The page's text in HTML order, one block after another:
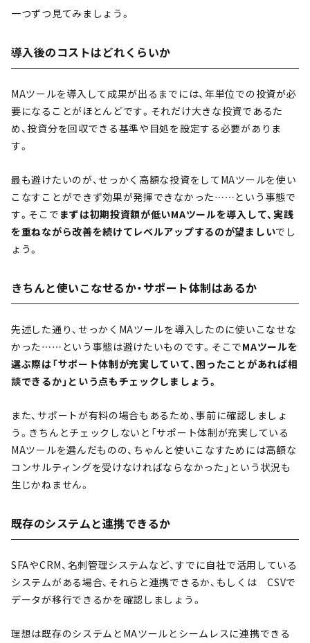
一つずつ見てみましょう。
導入後のコストはどれくらいか
MAツールを導入して成果が出るまでには、年単位での投資が必
要になることがほとんどです。それだけ大きな投資であるた
め、投資分を回収できる基準や目処を設定する必要がありま
す。
最も避けたいのが、せっかく高額な投資をしてMAツールを使い
こなすことができず効果が発揮できなかった……という事態で
す。そこで まずは初期投資額が低いMAツールを導入して、実践
を重ねながら改善を続けてレベルアップするのが望ましいでし
ょう。
きちんと使いこなせるか・サポート体制はあるか
先述した通り、せっかくMAツールを導入したのに使いこなせな
かった……という事態は避けたいものです。そこでMAツールを
選ぶ際は「サポート体制が充実していて、困ったことがあれば相
談できるか」という点もチェックしましょう。
また、サポートが有料の場合もあるため、事前に確認しましょ
う。きちんとチェックしないと「サポート体制が充実している
MAツールを選んだものの、ちゃんと使いこなすためには高額な
コンサルティングを受けなければならなかった」という状況も
生じかねません。
既存のシステムと連携できるか
SFAやCRM、名刺管理システムなど、すでに自社で活用している
システムがある場合、それらと連携できるか、もしくは CSVで
データが移行できるかを確認しましょう。
理想は既存のシステムとMAツールとシームレスに連携できる